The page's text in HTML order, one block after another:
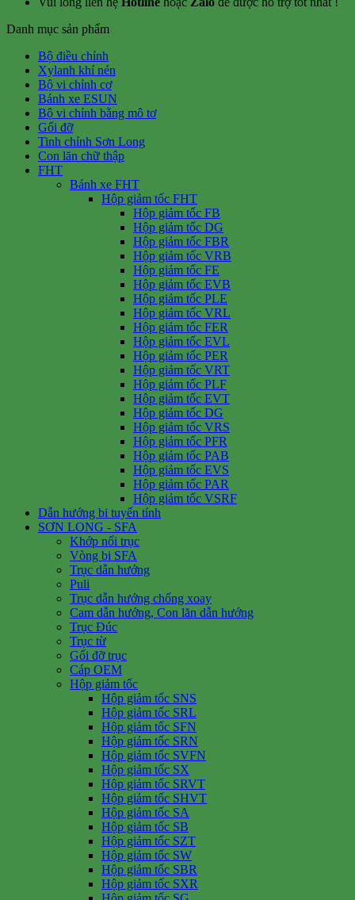
Danh mục sản phẩm
Bộ điều chỉnh
Xylanh khí nén
Bộ vi chỉnh cơ
Bánh xe ESUN
Bộ vi chỉnh bằng mô tơ
Gối đỡ
Tinh chỉnh Sơn Long
Con lăn chữ thập
FHT
Bánh xe FHT
Hộp giảm tốc FHT
Hộp giảm tốc FB
Hộp giảm tốc DG
Hộp giảm tốc FBR
Hộp giảm tốc VRB
Hộp giảm tốc FE
Hộp giảm tốc EVB
Hộp giảm tốc PLE
Hộp giảm tốc VRL
Hộp giảm tốc FER
Hộp giảm tốc EVL
Hộp giảm tốc PER
Hộp giảm tốc VRT
Hộp giảm tốc PLF
Hộp giảm tốc EVT
Hộp giảm tốc DG
Hộp giảm tốc VRS
Hộp giảm tốc PFR
Hộp giảm tốc PAB
Hộp giảm tốc EVS
Hộp giảm tốc PAR
Hộp giảm tốc VSRF
Dẫn hướng bi tuyến tính
SƠN LONG - SFA
Khớp nối trục
Vòng bi SFA
Trục dẫn hướng
Puli
Trục dẫn hướng chống xoay
Cam dẫn hướng, Con lăn dẫn hướng
Trục Đúc
Trục từ
Gối đỡ trục
Cáp OEM
Hộp giảm tốc
Hộp giảm tốc SNS
Hộp giảm tốc SRL
Hộp giảm tốc SFN
Hộp giảm tốc SRN
Hộp giảm tốc SVFN
Hộp giảm tốc SX
Hộp giảm tốc SRVT
Hộp giảm tốc SHVT
Hộp giảm tốc SA
Hộp giảm tốc SB
Hộp giảm tốc SZT
Hộp giảm tốc SW
Hộp giảm tốc SBR
Hộp giảm tốc SXR